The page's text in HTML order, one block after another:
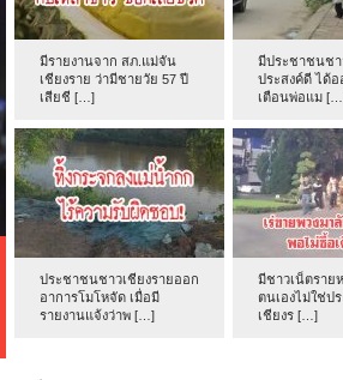
มีรายงานจาก สภ.แม่จัน
เชียงราย ว่ามีชายวัย 57 ปี
เสียชี […]
มีประชาชนชา
ประสงค์ดี ได้อ
เตือนพ่อแม
ประชาชนชาวเชียงรายออก
อาการโมโหจัด เมื่อมี
รายงานแจ้งว่าพ […]
มีชาวเน็ตราย
ตนเองไม่ใช่ป
เชียงร […]